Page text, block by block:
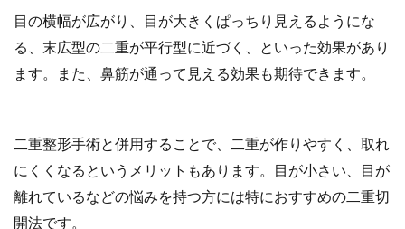
目の横幅が広がり、目が大きくぱっちり見えるようにな
る、末広型の二重が平行型に近づく、といった効果があり
ます。また、鼻筋が通って見える効果も期待できます。
二重整形手術と併用することで、二重が作りやすく、取れ
にくくなるというメリットもあります。目が小さい、目が
離れているなどの悩みを持つ方には特におすすめの二重切
開法です。